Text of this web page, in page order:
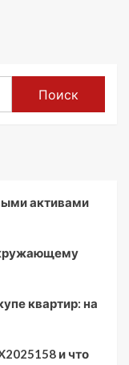
Поиск
активами
квартир: на
и что